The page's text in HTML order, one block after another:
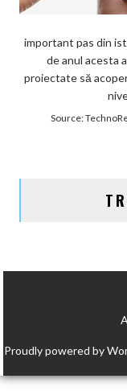
important pas din
de anul acesta
proiectate să
Source:
Proudly powered by